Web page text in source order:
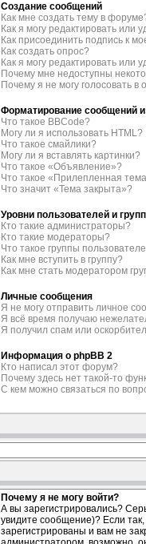
Создание сообщений
Как мне создать тему в
Как я могу редактировать или
Как присоединить подпись к
Как создать опрос?
Как я могу редактировать или
Почему мне недоступны
Почему я не могу голосовать в
Форматирование сообщений
Что такое BBCode?
Могу ли я использовать HTML?
Что такое смайлики?
Могу ли я вставлять картинки?
Что такое «Объявление»?
Что такое «Прилепленная
Что значит «Тема закрыта»?
Уровни пользователей и
Кто такие администраторы?
Кто такие модераторы?
Что такое группы
Как мне вступить в группу?
Как мне стать модератором
Личные сообщения
Я не могу отправить личное
Я всё время получаю
Я получил спам или
Информация о phpBB 2
Кто написал этот форум?
Почему здесь нет такой-то
С кем можно связаться по
Почему я не могу войти?
А вы зарегистрировались?
увидите сообщение)? Если
зарегистрированы и вам не